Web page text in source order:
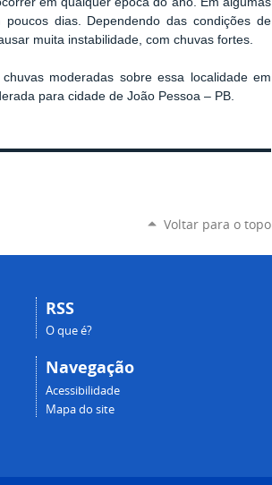
dias. Dependendo das condições de
muita instabilidade, com chuvas fortes.
moderadas sobre essa localidade em
para cidade de João Pessoa – PB.
Voltar para o topo
RSS
O que é?
Navegação
Acessibilidade
Mapa do site